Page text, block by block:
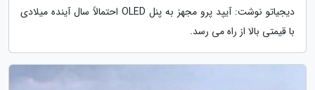
دیجیاتو نوشت: آیپد پرو مجهز به پنل OLED احتمالاً سال آینده میلادی
با قیمتی بالا از راه می رسد.